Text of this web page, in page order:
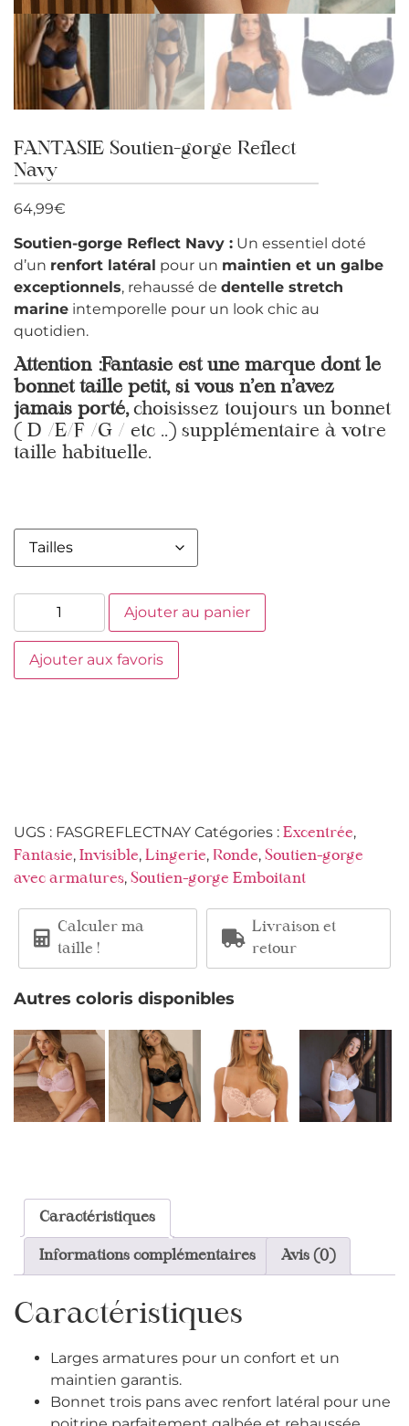
FANTASIE Soutien-gorge Reflect
Navy
64,99€
Soutien-gorge Reflect Navy : Un essentiel doté
d’un renfort latéral pour un maintien et un galbe
exceptionnels, rehaussé de dentelle stretch
marine intemporelle pour un look chic au
quotidien.
Attention :Fantasie est une marque dont le
bonnet taille petit, si vous n’en n’avez
jamais porté, choisissez toujours un bonnet
( D /E/F /G / etc ..) supplémentaire à votre
taille habituelle.
Ajouter au panier
Ajouter aux favoris
UGS : FASGREFLECTNAY Catégories : Excentrée,
Fantasie, Invisible, Lingerie, Ronde, Soutien-gorge
avec armatures, Soutien-gorge Emboitant
Calculer ma
taille !
Livraison et
retour
Autres coloris disponibles
Caractéristiques
Informations complémentaires Avis (0)
Caractéristiques
Larges armatures pour un confort et un
maintien garantis.
Bonnet trois pans avec renfort latéral pour une